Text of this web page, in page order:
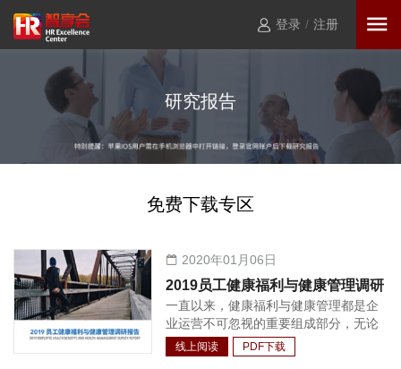
登录 / 注册
研究报告
免费下载专区
2020年01月06日
2019员工健康福利与健康管理调研
报告
一直以来，健康福利与健康管理都是企
业运营不可忽视的重要组成部分，无论
是对于公司竞争力还是员工生产力，都
不可或缺。发展至今，“以人为本”的核
线上阅读 PDF下载